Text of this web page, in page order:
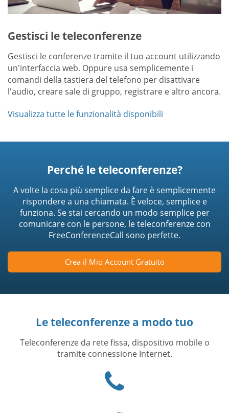
Gestisci le teleconferenze
Gestisci le conferenze tramite il tuo account utilizzando
un'interfaccia web. Oppure usa semplicemente i
comandi della tastiera del telefono per disattivare
l'audio, creare sale di gruppo, registrare e altro ancora.
Visualizza tutte le funzionalità disponibili
Perché le teleconferenze?
A volte la cosa più semplice da fare è semplicemente
rispondere a una chiamata. È veloce, semplice e
funziona. Se stai cercando un modo semplice per
comunicare con le persone, le teleconferenze con
FreeConferenceCall sono perfette.
Crea il Mio Account Gratuito
Le teleconferenze a modo tuo
Teleconferenze da rete fissa, dispositivo mobile o
tramite connessione Internet.
icon